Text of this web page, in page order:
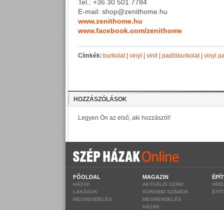
Tel.: +36 30 501 7784
E-mail: shop@zenithome.hu
www.zenithome.hu
www.facebook.com/zenithome
Címkék: burkolat| vinyl vinil padlóburkolat| vinyl
FŐOLDAL
HÁZAK
LAKÁSOK
MEGRENDELÉS
MAGAZIN
AKTUÁLIS SZÁM
KORÁBBI SZÁMOK
MEGRENDELÉS
HÁZAK